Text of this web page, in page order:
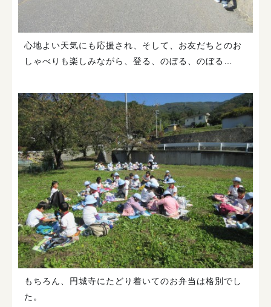
心地よい天気にも応援され、そして、お友だちとのお
しゃべりも楽しみながら、登る、のぼる、のぼる…
もちろん、円城寺にたどり着いてのお弁当は格別でし
た。